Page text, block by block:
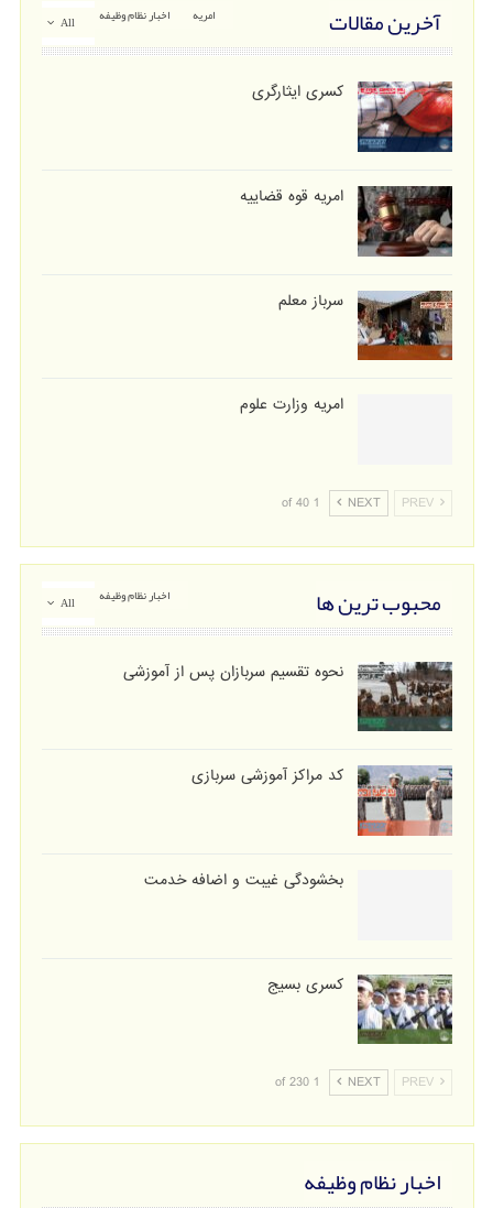
All آخرین مقالات اخبار نظام وظیفه امریه
کسری ایثارگری
امریه قوه قضاییه
سرباز معلم
امریه وزارت علوم
PREV
NEXT
1 of 40
All محبوب ترین ها اخبار نظام وظیفه
نحوه تقسیم سربازان پس از آموزشی
کد مراکز آموزشی سربازی
بخشودگی غیبت و اضافه خدمت
کسری بسیج
PREV
NEXT
1 of 230
اخبار نظام وظیفه